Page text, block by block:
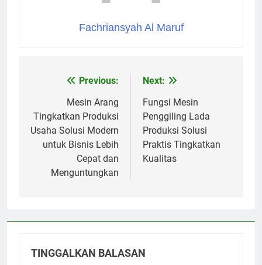
Fachriansyah Al Maruf
NavigasiPrevious:
Mesin Arang
Tingkatkan Produksi
Usaha Solusi Modern
untuk Bisnis Lebih
Cepat dan
Menguntungkan
Next:
Fungsi Mesin
Penggiling Lada
Produksi Solusi
Praktis Tingkatkan
Kualitas
TINGGALKAN BALASAN